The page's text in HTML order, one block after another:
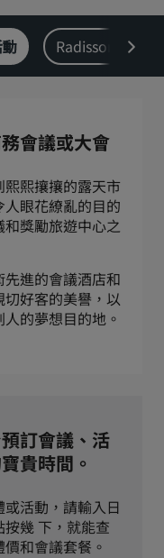
by Radisson
Inn & Suites
Radisson
會議或大會
熙攘攘的露天市
眼花繚亂的目的
獎勵旅遊中心之
進的會議酒店和
好客的美譽，以
的夢想目的地。
訂會議、活
貴時間。
活動，請輸入日
幾 下，就能查
和會議套餐。